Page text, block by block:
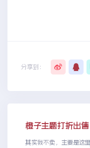
分享到：
橙子主题打折出售
其实我不卖，主要是这